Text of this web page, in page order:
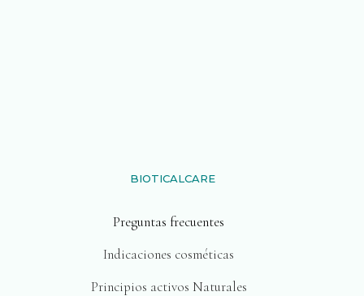
BIOTICALCARE
Preguntas frecuentes
Indicaciones cosméticas
Principios activos Naturales